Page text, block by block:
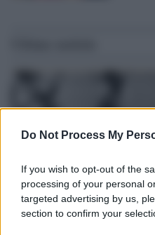
Do Not Process My
If you wish to opt-out of the
processing of your personal
targeted advertising by us,
section to confirm your